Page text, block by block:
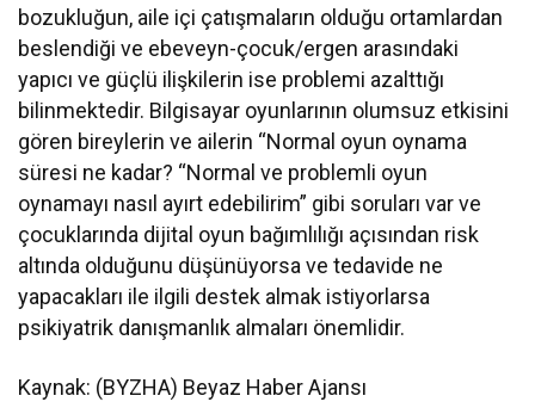
bozukluğun, aile içi çatışmaların olduğu ortamlardan
beslendiği ve ebeveyn-çocuk/ergen arasındaki
yapıcı ve güçlü ilişkilerin ise problemi azalttığı
bilinmektedir. Bilgisayar oyunlarının olumsuz etkisini
gören bireylerin ve ailerin “Normal oyun oynama
süresi ne kadar? “Normal ve problemli oyun
oynamayı nasıl ayırt edebilirim” gibi soruları var ve
çocuklarında dijital oyun bağımlılığı açısından risk
altında olduğunu düşünüyorsa ve tedavide ne
yapacakları ile ilgili destek almak istiyorlarsa
psikiyatrik danışmanlık almaları önemlidir.
Kaynak: (BYZHA) Beyaz Haber Ajansı